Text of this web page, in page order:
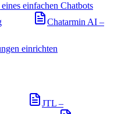
einfachen Chatbots
Chatarmin AI –
einrichten
JTL –